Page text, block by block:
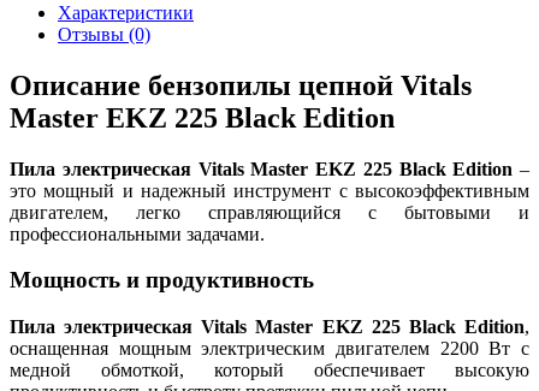
Характеристики
Отзывы (0)
Описание бензопилы цепной Vitals
Master EKZ 225 Black Edition
Пила электрическая Vitals Master EKZ 225 Black Edition –
это мощный и надежный инструмент с высокоэффективным
двигателем, легко справляющийся с бытовыми и
профессиональными задачами.
Мощность и продуктивность
Пила электрическая Vitals Master EKZ 225 Black Edition,
оснащенная мощным электрическим двигателем 2200 Вт с
медной обмоткой, который обеспечивает высокую